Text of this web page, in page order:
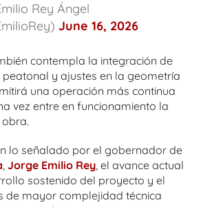
Rey Ángel
June 16, 2026
contempla la integración de
y ajustes en la geometría
una operación más continua
vez entre en funcionamiento la
lo señalado por el gobernador de
, Jorge Emilio Rey, el avance actual
sostenido del proyecto y el
de mayor complejidad técnica